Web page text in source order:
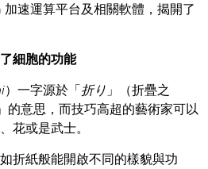
加速運算平台及相關軟體，揭開了
細胞的功能
）一字源於「折り 」（折疊之
的意思，而技巧高超的藝術家可以
花或是武士。
折紙般能開啟不同的樣貌與功